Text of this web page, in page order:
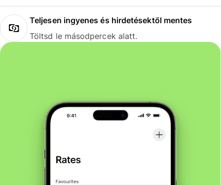
Teljesen ingyenes és hirdetésektől mentes
Töltsd le másodpercek alatt.